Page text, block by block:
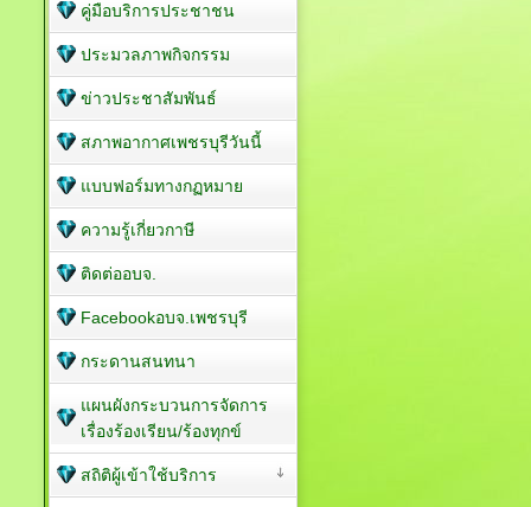
คู่มือบริการประชาชน
ประมวลภาพกิจกรรม
ข่าวประชาสัมพันธ์
สภาพอากาศเพชรบุรีวันนี้
แบบฟอร์มทางกฏหมาย
ความรู้เกี่ยวกาษี
ติดต่ออบจ.
Facebookอบจ.เพชรบุรี
กระดานสนทนา
แผนผังกระบวนการจัดการ
เรื่องร้องเรียน/ร้องทุกข์
สถิติผู้เข้าใช้บริการ